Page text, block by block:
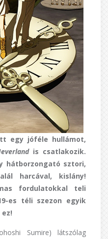
egy jóféle hullámot,
is csatlakozik.
hátborzongató sztori,
harcával, kislány!
fordulatokkal teli
es téli szezon egyik
Sumire) látszólag